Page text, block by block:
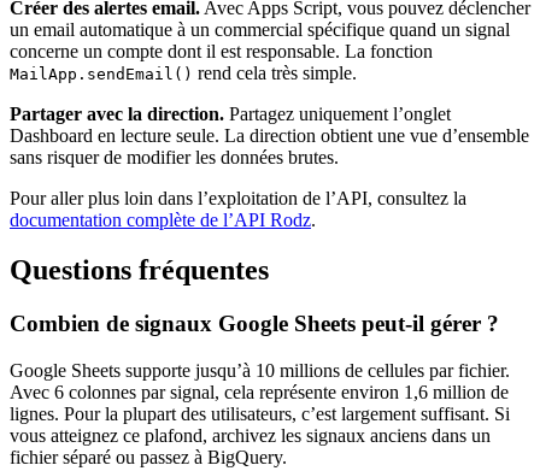
Créer des alertes email. Avec Apps Script, vous pouvez déclencher
un email automatique à un commercial spécifique quand un signal
concerne un compte dont il est responsable. La fonction
MailApp.sendEmail() rend cela très simple.
Partager avec la direction. Partagez uniquement l’onglet
Dashboard en lecture seule. La direction obtient une vue d’ensemble
sans risquer de modifier les données brutes.
Pour aller plus loin dans l’exploitation de l’API, consultez la
documentation complète de l’API Rodz.
Questions fréquentes
Combien de signaux Google Sheets peut-il gérer ?
Google Sheets supporte jusqu’à 10 millions de cellules par fichier.
Avec 6 colonnes par signal, cela représente environ 1,6 million de
lignes. Pour la plupart des utilisateurs, c’est largement suffisant. Si
vous atteignez ce plafond, archivez les signaux anciens dans un
fichier séparé ou passez à BigQuery.